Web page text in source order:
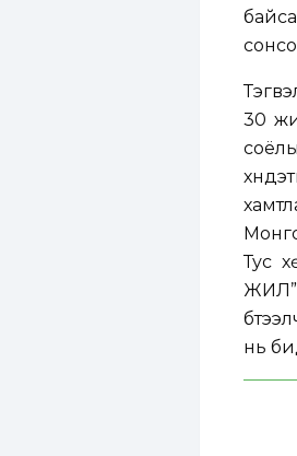
30
Тус
ЖИЛ”
нь